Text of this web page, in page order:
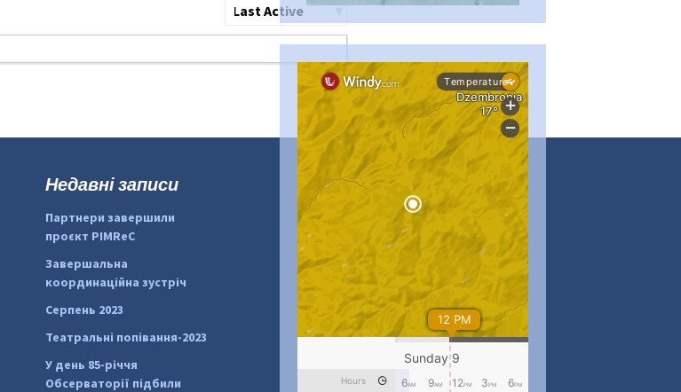
Сортувати
#PipIvanToday
#PipIvanWeather
pimrec_project
Недавні записи
Партнери завершили
проєкт PIMReC
Завершальна
координаційна зустріч
Серпень 2023
Театральні попівання-2023
У день 85-річчя
Обсерваторії підбили